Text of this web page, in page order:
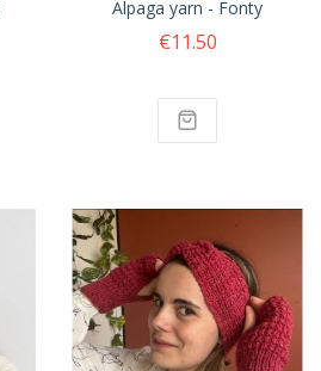
Alpaga yarn - Fonty
€11.50